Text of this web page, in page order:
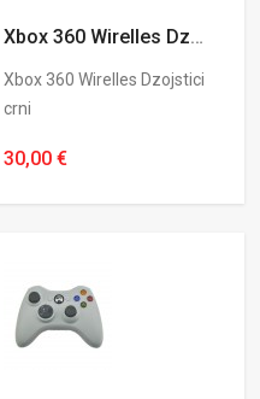
Xbox 360 Wirelles Dzojstici crni
Xbox 360 Wirelles Dzojstici
crni
30,00 €